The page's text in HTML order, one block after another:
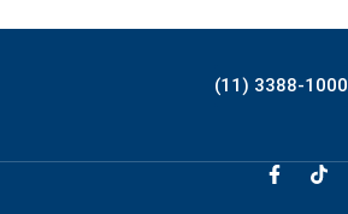
(11) 3388-1000